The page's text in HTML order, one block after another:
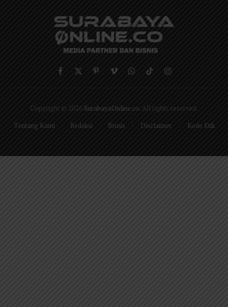
Facebook
X
PinterestVimeoWhatsApp
TikTokInstagram
Copyright © 2026 SurabayaOnline.co . All rights reserved.
Tentang Kami
Redaksi Bisnis Disclaimer Kode Etik